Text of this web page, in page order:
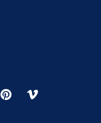
PinterestViemo